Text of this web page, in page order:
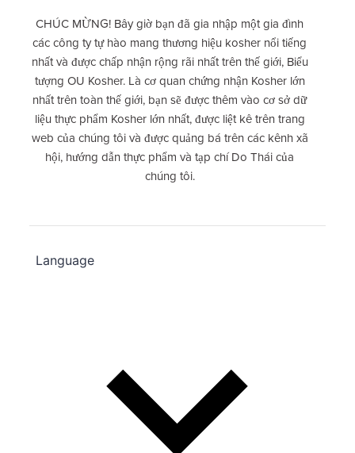
CHÚC MỪNG! Bây giờ bạn đã gia nhập một gia đình
các công ty tự hào mang thương hiệu kosher nổi tiếng
nhất và được chấp nhận rộng rãi nhất trên thế giới, Biểu
tượng OU Kosher. Là cơ quan chứng nhận Kosher lớn
nhất trên toàn thế giới, bạn sẽ được thêm vào cơ sở dữ
liệu thực phẩm Kosher lớn nhất, được liệt kê trên trang
web của chúng tôi và được quảng bá trên các kênh xã
hội, hướng dẫn thực phẩm và tạp chí Do Thái của
chúng tôi.